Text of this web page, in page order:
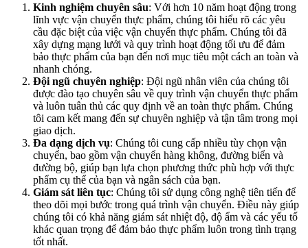
Kinh nghiệm chuyên sâu: Với hơn 10 năm hoạt động trong
lĩnh vực vận chuyển thực phẩm, chúng tôi hiểu rõ các yêu
cầu đặc biệt của việc vận chuyển thực phẩm. Chúng tôi đã
xây dựng mạng lưới và quy trình hoạt động tối ưu để đảm
bảo thực phẩm của bạn đến nơi mục tiêu một cách an toàn và
nhanh chóng.
Đội ngũ chuyên nghiệp: Đội ngũ nhân viên của chúng tôi
được đào tạo chuyên sâu về quy trình vận chuyển thực phẩm
và luôn tuân thủ các quy định về an toàn thực phẩm. Chúng
tôi cam kết mang đến sự chuyên nghiệp và tận tâm trong mọi
giao dịch.
Đa dạng dịch vụ: Chúng tôi cung cấp nhiều tùy chọn vận
chuyển, bao gồm vận chuyển hàng không, đường biển và
đường bộ, giúp bạn lựa chọn phương thức phù hợp với thực
phẩm cụ thể của bạn và ngân sách của bạn.
Giám sát liên tục: Chúng tôi sử dụng công nghệ tiên tiến để
theo dõi mọi bước trong quá trình vận chuyển. Điều này giúp
chúng tôi có khả năng giám sát nhiệt độ, độ ẩm và các yếu tố
khác quan trọng để đảm bảo thực phẩm luôn trong tình trạng
tốt nhất.